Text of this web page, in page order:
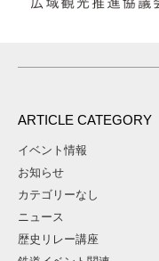
ARTICLE CATEGORY
イベント情報
お知らせ
カテゴリーなし
ニュース
歴史リレー講座